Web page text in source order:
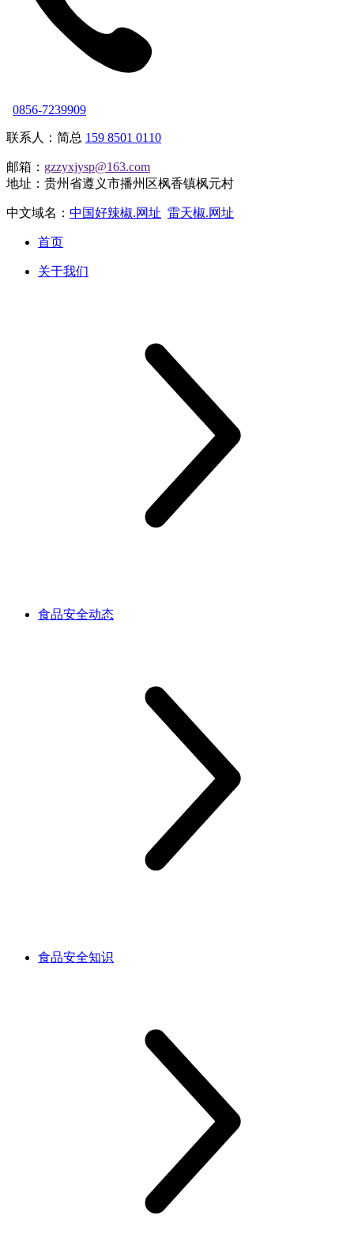
0856-7239909
联系人：简总 159 8501 0110
邮箱： gzzyxjysp@163.com
地址：贵州省遵义市播州区枫香镇枫元村
中文域名： 中国好辣椒.网址 雷天椒.网址
首页
关于我们
食品安全动态
食品安全知识